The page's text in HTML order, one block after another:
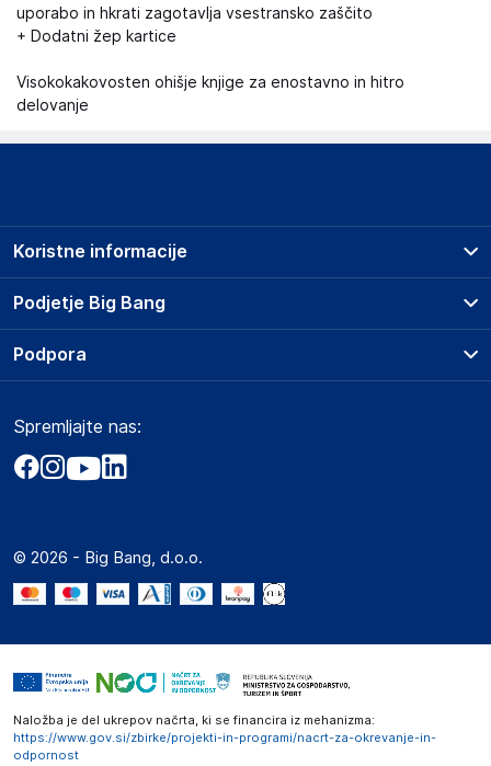
uporabo in hkrati zagotavlja vsestransko zaščito
+ Dodatni žep kartice
Visokokakovosten ohišje knjige za enostavno in hitro
delovanje
Podjetje Big Bang
O podjetju
Obvestila za javnost
Akt o digitalnih storitvah
Marketplace za partnerje
Novosti
Koristne informacije
Prodajna mesta
Storitve
Dostava, vnos in odvoz
Zavarovanje izdelkov
Podpora
Marketplace
Kako oddati naročilo?
Spremljajte nas:
© 2026 - Big Bang, d.o.o.
Naložba je del ukrepov načrta, ki se financira iz mehanizma:
https://www.gov.si/zbirke/projekti-in-programi/nacrt-za-okrevanje-in-
odpornost